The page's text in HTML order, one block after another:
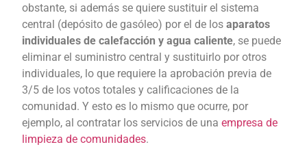
obstante, si además se quiere sustituir el sistema
central (depósito de gasóleo) por el de los aparatos
individuales de calefacción y agua caliente, se puede
eliminar el suministro central y sustituirlo por otros
individuales, lo que requiere la aprobación previa de
3/5 de los votos totales y calificaciones de la
comunidad. Y esto es lo mismo que ocurre, por
ejemplo, al contratar los servicios de una empresa de
limpieza de comunidades.